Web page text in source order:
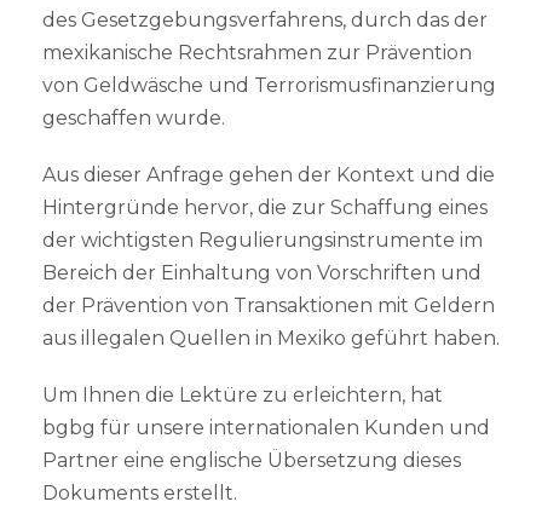
des Gesetzgebungsverfahrens, durch das der
mexikanische Rechtsrahmen zur Prävention
von Geldwäsche und Terrorismusfinanzierung
geschaffen wurde.
Aus dieser Anfrage gehen der Kontext und die
Hintergründe hervor, die zur Schaffung eines
der wichtigsten Regulierungsinstrumente im
Bereich der Einhaltung von Vorschriften und
der Prävention von Transaktionen mit Geldern
aus illegalen Quellen in Mexiko geführt haben.
Um Ihnen die Lektüre zu erleichtern, hat
bgbg für unsere internationalen Kunden und
Partner eine englische Übersetzung dieses
Dokuments erstellt.